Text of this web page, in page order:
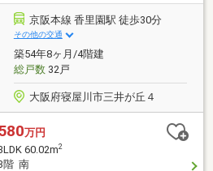
京阪本線 香里園駅 徒歩30分
その他の交通
築54年8ヶ月/4階建
総戸数32戸
大阪府寝屋川市三井が丘４
万円
60.02m2
階 南